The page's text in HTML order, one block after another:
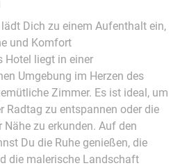
Dich zu einem Aufenthalt ein,
und Komfort
Hotel liegt in einer
Umgebung im Herzen des
Zimmer. Es ist ideal, um
Radtag zu entspannen oder die
zu erkunden. Auf den
Du die Ruhe genießen, die
die malerische Landschaft